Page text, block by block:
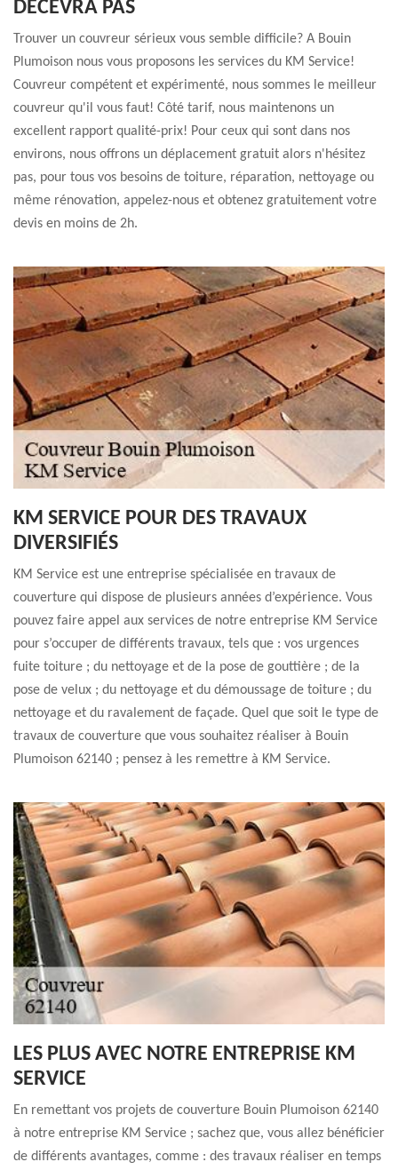
DÉCEVRA PAS
Trouver un couvreur sérieux vous semble difficile? A Bouin
Plumoison nous vous proposons les services du KM Service!
Couvreur compétent et expérimenté, nous sommes le meilleur
couvreur qu'il vous faut! Côté tarif, nous maintenons un
excellent rapport qualité-prix! Pour ceux qui sont dans nos
environs, nous offrons un déplacement gratuit alors n'hésitez
pas, pour tous vos besoins de toiture, réparation, nettoyage ou
même rénovation, appelez-nous et obtenez gratuitement votre
devis en moins de 2h.
KM SERVICE POUR DES TRAVAUX
DIVERSIFIÉS
KM Service est une entreprise spécialisée en travaux de
couverture qui dispose de plusieurs années d’expérience. Vous
pouvez faire appel aux services de notre entreprise KM Service
pour s’occuper de différents travaux, tels que : vos urgences
fuite toiture ; du nettoyage et de la pose de gouttière ; de la
pose de velux ; du nettoyage et du démoussage de toiture ; du
nettoyage et du ravalement de façade. Quel que soit le type de
travaux de couverture que vous souhaitez réaliser à Bouin
Plumoison 62140 ; pensez à les remettre à KM Service.
LES PLUS AVEC NOTRE ENTREPRISE KM
SERVICE
En remettant vos projets de couverture Bouin Plumoison 62140
à notre entreprise KM Service ; sachez que, vous allez bénéficier
de différents avantages, comme : des travaux réaliser en temps